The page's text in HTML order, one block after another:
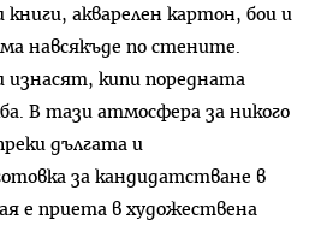
книги, акварелен картон, бои и
навсякъде по стените.
изнасят, кипи поредната
В тази атмосфера за никого
дългата и
за кандидатстване в
е приета в художествена